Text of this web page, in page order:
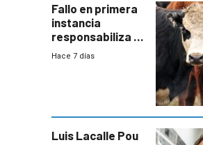
Fallo en primera
instancia
responsabiliza al
Estado por falta
Hace 7 días
Luis Lacalle Pou